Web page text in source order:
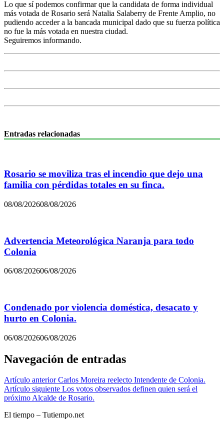
Lo que sí podemos confirmar que la candidata de forma individual
más votada de Rosario será Natalia Salaberry de Frente Amplio, no
pudiendo acceder a la bancada municipal dado que su fuerza política
no fue la más votada en nuestra ciudad.
Seguiremos informando.
Entradas relacionadas
Rosario se moviliza tras el incendio que dejo una
familia con pérdidas totales en su finca.
08/08/202608/08/2026
Advertencia Meteorológica Naranja para todo
Colonia
06/08/202606/08/2026
Condenado por violencia doméstica, desacato y
hurto en Colonia.
06/08/202606/08/2026
Navegación de entradas
Artículo anterior Carlos Moreira reelecto Intendente de Colonia.
Artículo siguiente Los votos observados definen quien será el
próximo Alcalde de Rosario.
El tiempo – Tutiempo.net